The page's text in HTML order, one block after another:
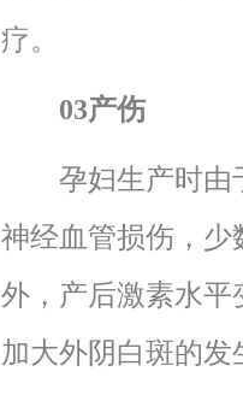
疗。
03产伤
孕妇生产时由于
神经血管损伤，少
外，产后激素水平
加大外阴白斑的发